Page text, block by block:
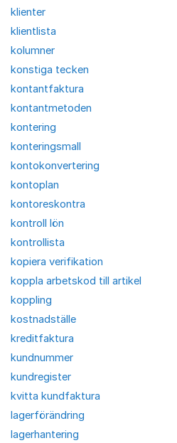
klienter
klientlista
kolumner
konstiga tecken
kontantfaktura
kontantmetoden
kontering
konteringsmall
kontokonvertering
kontoplan
kontoreskontra
kontroll lön
kontrollista
kopiera verifikation
koppla arbetskod till artikel
koppling
kostnadställe
kreditfaktura
kundnummer
kundregister
kvitta kundfaktura
lagerförändring
lagerhantering